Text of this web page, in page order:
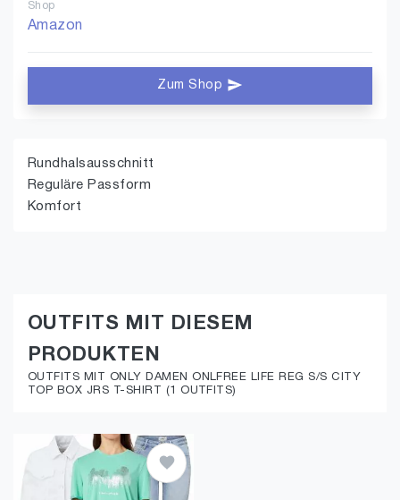
Shop
Amazon
Zum Shop
Rundhalsausschnitt
Reguläre Passform
Komfort
OUTFITS MIT DIESEM
PRODUKTEN
OUTFITS MIT ONLY DAMEN ONLFREE LIFE REG S/S CITY
TOP BOX JRS T-SHIRT (1 OUTFITS)